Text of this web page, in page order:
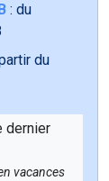
: du
du
dernier
vacances